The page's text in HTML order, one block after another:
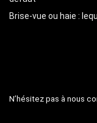
Brise-vue ou haie :
N’hésitez pas à nous